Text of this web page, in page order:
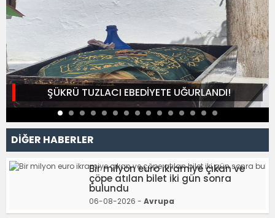
ŞÜKRÜ TUZLACI EBEDİYETE UĞURLANDI!
DİĞER HABERLER
Bir milyon euro ikramiye çıkan ve
çöpe atılan bilet iki gün sonra
bulundu
06-08-2026 - Avrupa